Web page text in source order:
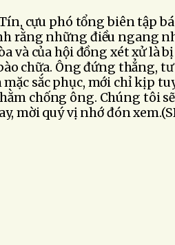
cựu phó tổng biên tập
rằng những điều ngang
và của hội đồng xét xử là bị
chữa. Ông đứng thẳng,
sắc phục, mới chỉ kịp
chống ông. Chúng tôi
mời quý vị nhớ đón